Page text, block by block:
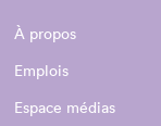
À propos
Emplois
Espace médias